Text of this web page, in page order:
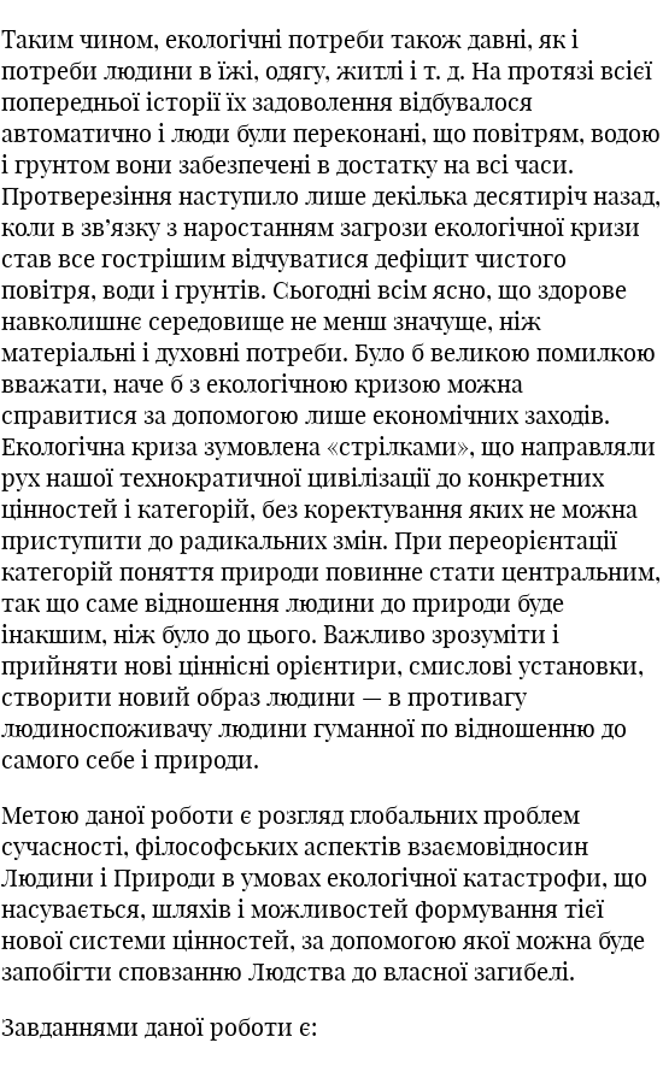
Таким чином, екологічні потреби також давні, як і
потреби людини в їжі, одягу, житлі і т. д. На протязі всієї
попередньої історії їх задоволення відбувалося
автоматично і люди були переконані, що повітрям, водою
і грунтом вони забезпечені в достатку на всі часи.
Протверезіння наступило лише декілька десятиріч назад,
коли в зв’язку з наростанням загрози екологічної кризи
став все гострішим відчуватися дефіцит чистого
повітря, води і грунтів. Сьогодні всім ясно, що здорове
навколишнє середовище не менш значуще, ніж
матеріальні і духовні потреби. Було б великою помилкою
вважати, наче б з екологічною кризою можна
справитися за допомогою лише економічних заходів.
Екологічна криза зумовлена «стрілками», що направляли
рух нашої технократичної цивілізації до конкретних
цінностей і категорій, без коректування яких не можна
приступити до радикальних змін. При переорієнтації
категорій поняття природи повинне стати центральним,
так що саме відношення людини до природи буде
інакшим, ніж було до цього. Важливо зрозуміти і
прийняти нові ціннісні орієнтири, смислові установки,
створити новий образ людини — в противагу
людиноспоживачу людини гуманної по відношенню до
самого себе і природи.
Метою даної роботи є розгляд глобальних проблем
сучасності, філософських аспектів взаємовідносин
Людини і Природи в умовах екологічної катастрофи, що
насувається, шляхів і можливостей формування тієї
нової системи цінностей, за допомогою якої можна буде
запобігти сповзанню Людства до власної загибелі.
Завданнями даної роботи є: